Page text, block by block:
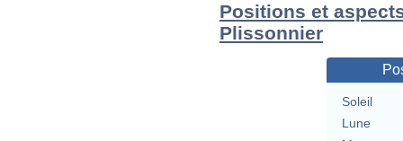
Positions et
Plissonnier
Soleil
Lune